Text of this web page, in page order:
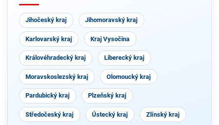
Jihočeský kraj Jihomoravský kraj
Karlovarský kraj Kraj Vysočina
Královéhradecký kraj Liberecký kraj
Moravskoslezský kraj Olomoucký kraj
Pardubický kraj Plzeňský kraj
Středočeský kraj Ústecký kraj Zlínský kraj